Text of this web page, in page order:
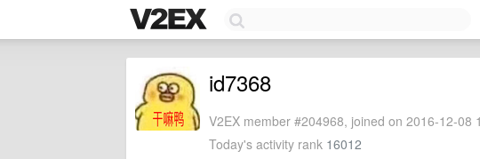
id7368
V2EX member #204968, joined on 2016-12-08
Today's activity rank 16012